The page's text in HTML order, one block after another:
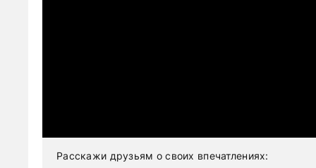
Расскажи друзьям о своих впечатлениях: